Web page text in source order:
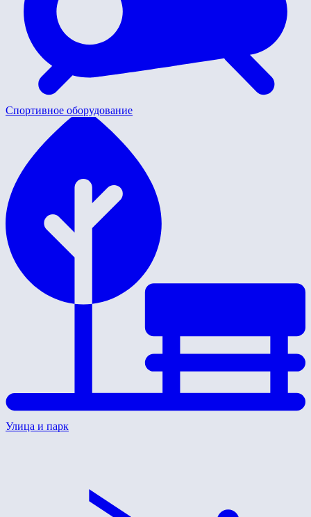
Спортивное оборудование
Улица и парк